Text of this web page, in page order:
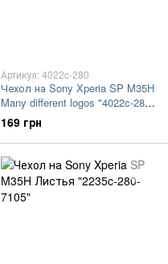
Артикул: 4022c-280
Чехол на Sony Xperia SP M35H
Many different logos "4022c-280-
7105"
169 грн